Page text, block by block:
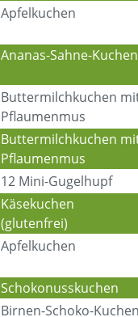
Apfelkuchen
Ananas-Sahne-Kuchen
Buttermilchkuchen
Pflaumenmus
Buttermilchkuchen
Pflaumenmus
12 Mini-Gugelhupf
Käsekuchen
(glutenfrei)
Apfelkuchen
Schokonusskuchen
Birnen-Schoko-